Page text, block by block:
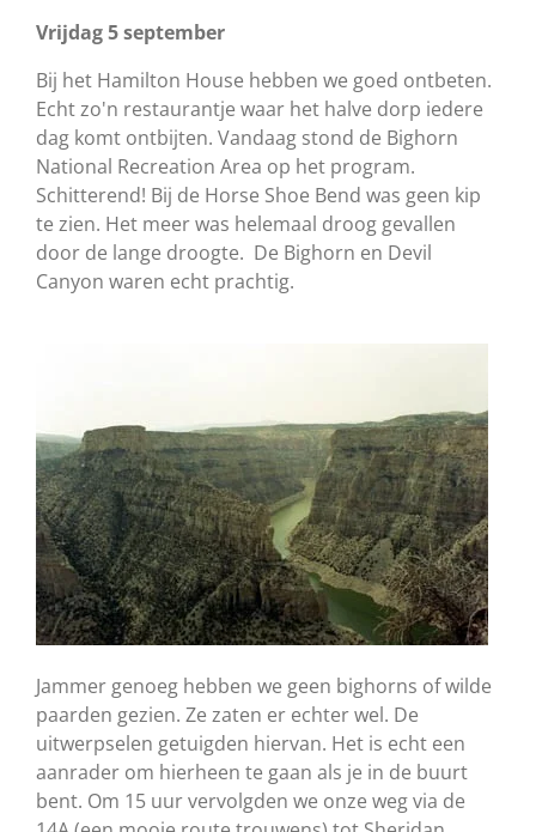
Vrijdag 5 september
Bij het Hamilton House hebben we goed ontbeten.
Echt zo'n restaurantje waar het halve dorp iedere
dag komt ontbijten. Vandaag stond de Bighorn
National Recreation Area op het program.
Schitterend! Bij de Horse Shoe Bend was geen kip
te zien. Het meer was helemaal droog gevallen
door de lange droogte. De Bighorn en Devil
Canyon waren echt prachtig.
Jammer genoeg hebben we geen bighorns of wilde
paarden gezien. Ze zaten er echter wel. De
uitwerpselen getuigden hiervan. Het is echt een
aanrader om hierheen te gaan als je in de buurt
bent. Om 15 uur vervolgden we onze weg via de